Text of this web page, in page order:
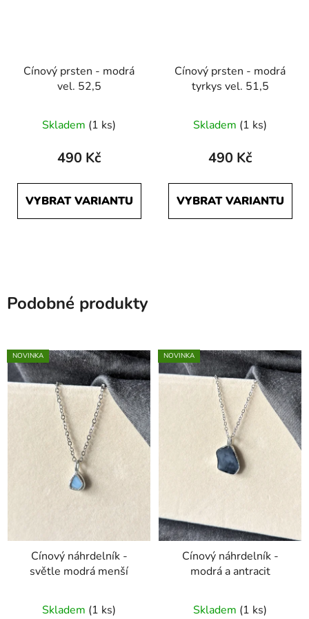
Cínový prsten - modrá
vel. 52,5
Skladem (1 ks)
490 Kč
VYBRAT VARIANTU
Cínový prsten - modrá
tyrkys vel. 51,5
Skladem (1 ks)
490 Kč
VYBRAT VARIANTU
Podobné produkty
NOVINKA
Cínový náhrdelník -
světle modrá menší
Skladem (1 ks)
NOVINKA
Cínový náhrdelník -
modrá a antracit
Skladem (1 ks)